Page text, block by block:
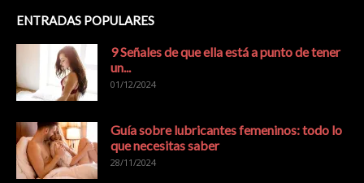
ENTRADAS POPULARES
9 Señales de que ella está a punto de tener
un...
01/12/2024
Guía sobre lubricantes femeninos: todo lo
que necesitas saber
28/11/2024